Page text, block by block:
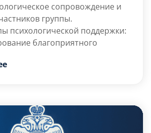
сопровождение и
группы.
психологической поддержки:
благоприятного
уникальным
обучения в Вузе;
развитие личностных ресурсов
с различными
от 5 до 10 человек.
[…]